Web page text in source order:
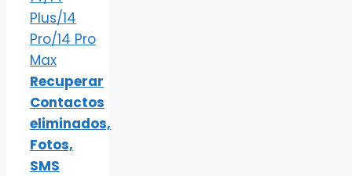
Recuperar
Contactos
eliminados,
Fotos,
SMS